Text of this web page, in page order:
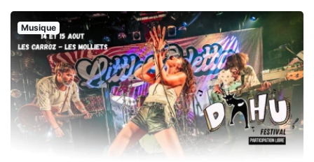
Musique